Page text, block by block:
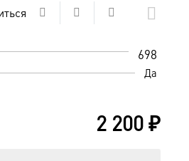
698
Да
2 200₽